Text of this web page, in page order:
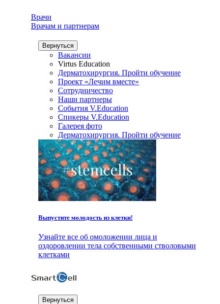
Врачи
Врачам и партнерам
Вернуться
Вакансии
Virtus Education
Дерматохирургия. Пройти обучение
Проект «Лечим вместе»
Сотрудничество
Наши партнеры
События V.Education
Спикеры V.Education
Галерея фото
Дерматохирургия. Пройти обучение
Выпустите молодость из клетки!
Узнайте все об омоложении лица и
оздоровлении тела собственными стволовыми
клетками
Вернуться